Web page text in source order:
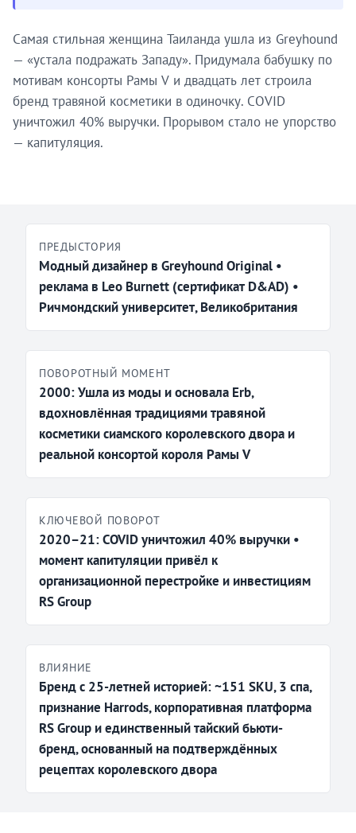
Самая стильная женщина Таиланда ушла из Greyhound
— «устала подражать Западу». Придумала бабушку по
мотивам консорты Рамы V и двадцать лет строила
бренд травяной косметики в одиночку. COVID
уничтожил 40% выручки. Прорывом стало не упорство
— капитуляция.
ПРЕДЫСТОРИЯ
Модный дизайнер в Greyhound Original •
реклама в Leo Burnett (сертификат D&AD) •
Ричмондский университет, Великобритания
ПОВОРОТНЫЙ МОМЕНТ
2000: Ушла из моды и основала Erb,
вдохновлённая традициями травяной
косметики сиамского королевского двора и
реальной консортой короля Рамы V
КЛЮЧЕВОЙ ПОВОРОТ
2020–21: COVID уничтожил 40% выручки •
момент капитуляции привёл к
организационной перестройке и инвестициям
RS Group
ВЛИЯНИЕ
Бренд с 25-летней историей: ~151 SKU, 3 спа,
признание Harrods, корпоративная платформа
RS Group и единственный тайский бьюти-
бренд, основанный на подтверждённых
рецептах королевского двора